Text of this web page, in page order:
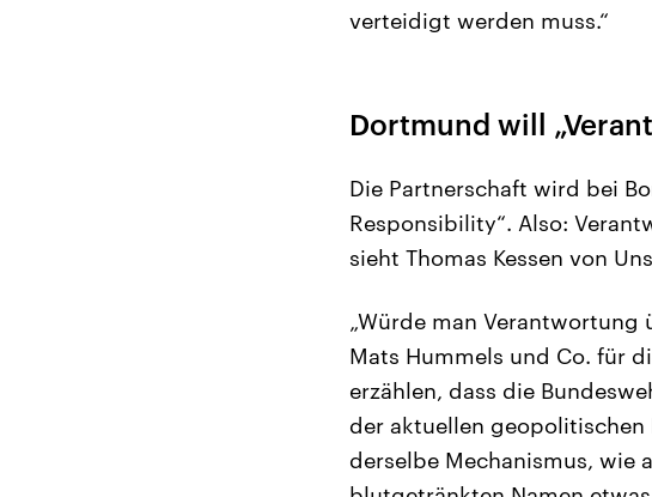
verteidigt werden muss.“
Dortmund will
Die Partnerschaft wird bei
Responsibility“. Also:
sieht Thomas Kessen von
„Würde man
Mats Hummels und Co. für
erzählen, dass die
der aktuellen
derselbe Mechanismus, wie